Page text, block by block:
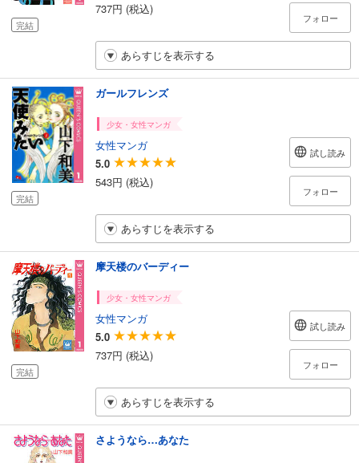
完結
737円 (税込)
フォロー
あらすじを表示する
完結
ガールフレンズ
少女・女性マンガ
女性マンガ
5.0
543円 (税込)
試し読み
フォロー
あらすじを表示する
完結
摩天楼のバーディー
少女・女性マンガ
女性マンガ
5.0
737円 (税込)
試し読み
フォロー
あらすじを表示する
さようなら…あなた